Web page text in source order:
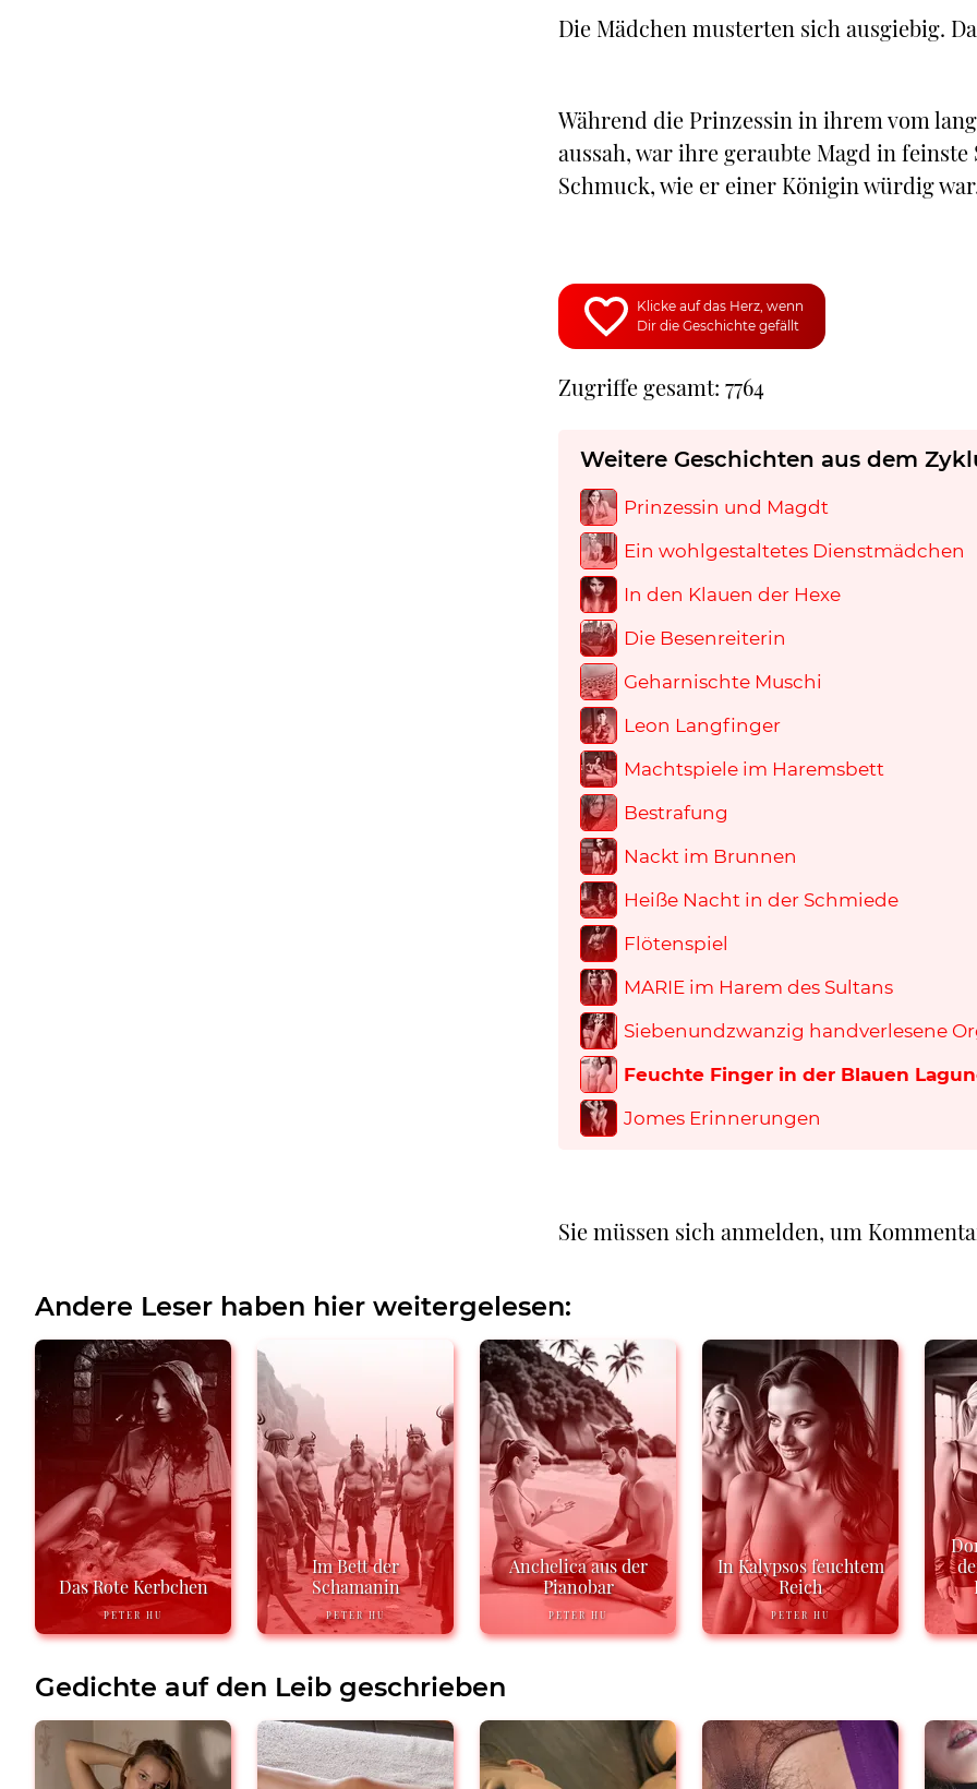
Die Mädchen musterten sich ausgiebig.
Während die Prinzessin in ihrem vom
aussah, war ihre geraubte Magd in
Schmuck, wie er einer Königin würdig
Klicke auf das Herz, wenn
Dir die Geschichte gefällt
Zugriffe gesamt: 7764
Weitere Geschichten aus dem
Prinzessin und Magdt
Ein wohlgestaltetes Dienstmädchen
In den Klauen der Hexe
Die Besenreiterin
Geharnischte Muschi
Leon Langfinger
Machtspiele im Haremsbett
Bestrafung
Nackt im Brunnen
Heiße Nacht in der Schmiede
Flötenspiel
MARIE im Harem des Sultans
Siebenundzwanzig handverlesene
Feuchte Finger in der Blauen
Jomes Erinnerungen
Sie müssen sich anmelden, um
Andere Leser haben hier weitergelesen:
Das Rote Kerbchen
PETER HU
Im Bett der
Schamanin
PETER HU
Anchelica aus der
Pianobar
PETER HU
In Kalypsos feuchtem
Reich
PETER HU
Gedichte auf den Leib geschrieben